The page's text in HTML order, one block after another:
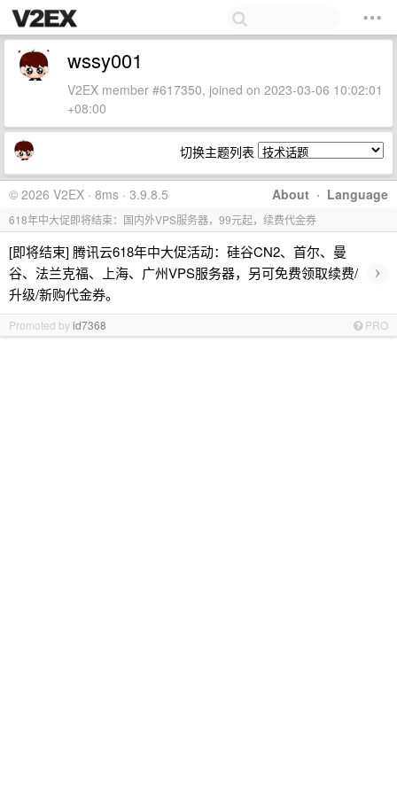
wssy001
V2EX member #617350, joined on 2023-03-06 10:02:01
+08:00
切换主题列表
About · Language
© 2026 V2EX · 8ms · 3.9.8.5
618年中大促即将结束：国内外VPS服务器，99元起，续费代金券
[即将结束] 腾讯云618年中大促活动：硅谷CN2、首尔、曼
谷、法兰克福、上海、广州VPS服务器，另可免费领取续费/
升级/新购代金券。
›
Promoted byid7368 PRO